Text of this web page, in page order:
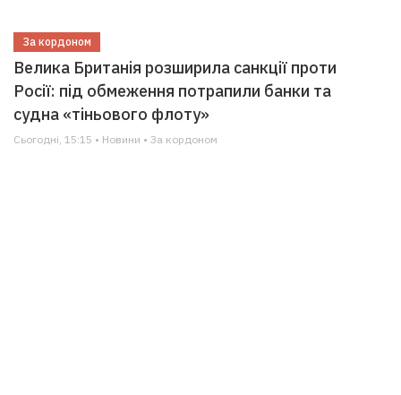
За кордоном
Велика Британія розширила санкції проти
Росії: під обмеження потрапили банки та
судна «тіньового флоту»
Сьогодні, 15:15 • Новини • За кордоном